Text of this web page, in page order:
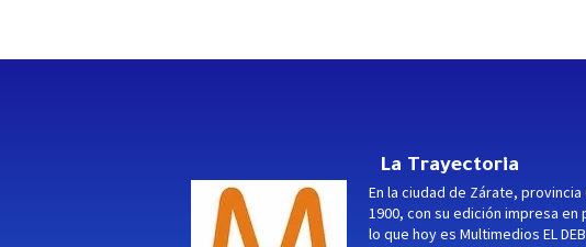
La Trayectoria
En la ciudad de Zárate,
1900, con su edición impresa
lo que hoy es Multimedios EL